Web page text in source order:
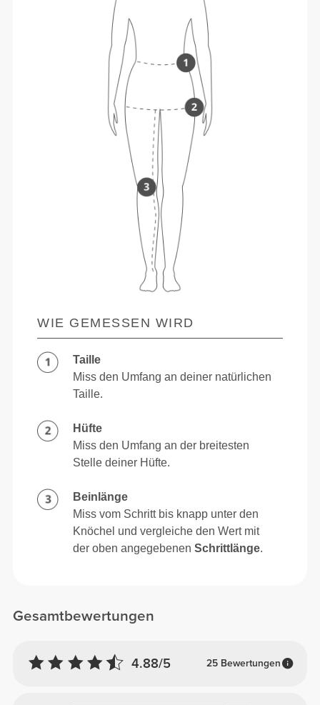
Gesamtbewertungen
4.88/5 25 Bewertungen
WIE GEMESSEN WIRD
Taille
Miss den Umfang an deiner natürlichen
Taille.
Hüfte
Miss den Umfang an der breitesten
Stelle deiner Hüfte.
Beinlänge
Miss vom Schritt bis knapp unter den
Knöchel und vergleiche den Wert mit
der oben angegebenenSchrittlänge.